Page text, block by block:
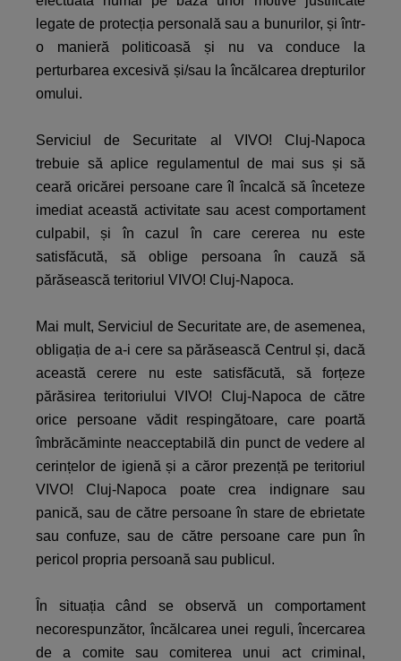
legate de protecția personală sau a bunurilor, și într-
o manieră politicoasă și nu va conduce la
perturbarea excesivă și/sau la încălcarea drepturilor
omului.
Serviciul de Securitate al VIVO! Cluj-Napoca
trebuie să aplice regulamentul de mai sus și să
ceară oricărei persoane care îl încalcă să înceteze
imediat această activitate sau acest comportament
culpabil, și în cazul în care cererea nu este
satisfăcută, să oblige persoana în cauză să
părăsească teritoriul VIVO! Cluj-Napoca.
Mai mult, Serviciul de Securitate are, de asemenea,
obligația de a-i cere sa părăsească Centrul și, dacă
această cerere nu este satisfăcută, să forțeze
părăsirea teritoriului VIVO! Cluj-Napoca de către
orice persoane vădit respingătoare, care poartă
îmbrăcăminte neacceptabilă din punct de vedere al
cerințelor de igienă și a căror prezență pe teritoriul
VIVO! Cluj-Napoca poate crea indignare sau
panică, sau de către persoane în stare de ebrietate
sau confuze, sau de către persoane care pun în
pericol propria persoană sau publicul.
În situația când se observă un comportament
necorespunzător, încălcarea unei reguli, încercarea
de a comite sau comiterea unui act criminal,